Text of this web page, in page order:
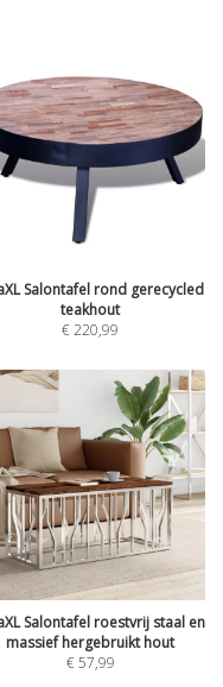
Salontafel rond gerecycled
teakhout
€220,99
Salontafel roestvrij staal en
massief hergebruikt hout
€57,99